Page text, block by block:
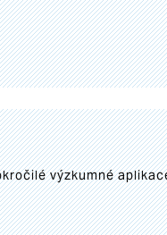
výzkumné